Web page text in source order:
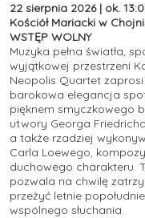
22 sierpnia 2026 | ok.
Kościół Mariacki w
WSTĘP WOLNY
Muzyka pełna światła,
wyjątkowej przestrzeni
Neopolis Quartet
barokowa elegancja
pięknem smyczkowego
utwory Georga
a także rzadziej
Carla Loewego,
duchowego charakteru.
pozwala na chwilę
przeżyć letnie
wspólnego słuchania.